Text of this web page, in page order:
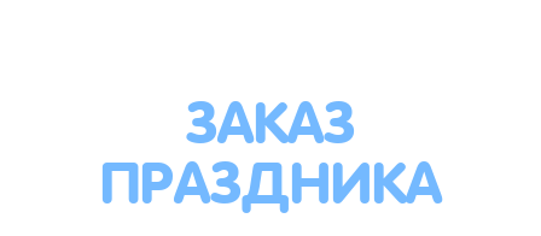
ЗАКАЗ
ПРАЗДНИКА